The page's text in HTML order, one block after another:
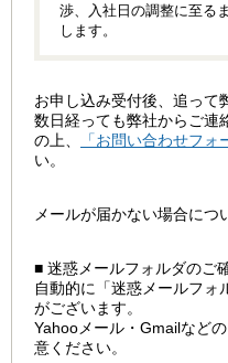
渉、入社日の調整に至る
します。
お申し込み受付後、追って
数日経っても弊社からご連
の上、
「お問い合わせフォ
い。
メールが届かない場合につ
■ 迷惑メールフォルダのご
自動的に「迷惑メールフォ
がございます。
Yahooメール・Gmailなど
意ください。